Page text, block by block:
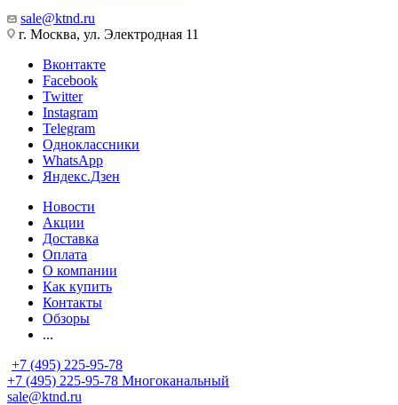
sale@ktnd.ru
г. Москва, ул. Электродная 11
Вконтакте
Facebook
Twitter
Instagram
Telegram
Одноклассники
WhatsApp
Яндекс.Дзен
Новости
Акции
Доставка
Оплата
О компании
Как купить
Контакты
Обзоры
...
+7 (495) 225-95-78
+7 (495) 225-95-78 Многоканальный
sale@ktnd.ru